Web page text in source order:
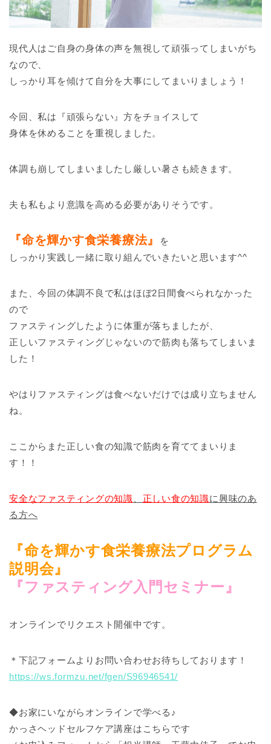
現代人はご自身の身体の声を無視して頑張ってしまいがち
なので、
しっかり耳を傾けて自分を大事にしてまいりましょう！
今回、私は『頑張らない』方をチョイスして
身体を休めることを重視しました。
体調も崩してしまいましたし厳しい暑さも続きます。
夫も私もより意識を高める必要がありそうです。
『命を輝かす食栄養療法』
を
しっかり実践し一緒に取り組んでいきたいと思います^^
また、今回の体調不良で私はほぼ2日間食べられなかった
ので
ファスティングしたように体重が落ちましたが、
正しいファスティングじゃないので筋肉も落ちてしまいま
した！
やはりファスティングは食べないだけでは成り立ちません
ね。
ここからまた正しい食の知識で筋肉を育ててまいりま
す！！
安全なファスティングの知識 正しい食の知識に興味のあ
る方へ
『命を輝かす食栄養療法プログラム
説明会』
『ファスティング入門セミナー』
オンラインでリクエスト開催中です。
＊下記フォームよりお問い合わせお待ちしております！
https://ws.formzu.net/fgen/S96946541/
◆お家にいながらオンラインで学べる♪
かっさヘッドセルフケア講座はこちらです